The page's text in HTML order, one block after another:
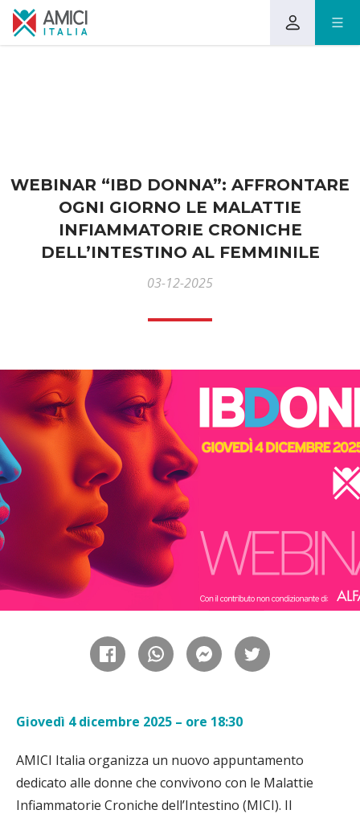
WEBINAR “IBD DONNA”: AFFRONTARE
OGNI GIORNO LE MALATTIE
INFIAMMATORIE CRONICHE
DELL’INTESTINO AL FEMMINILE
03-12-2025
Giovedì 4 dicembre 2025 – ore 18:30
AMICI Italia organizza un nuovo appuntamento
dedicato alle donne che convivono con le Malattie
Infiammatorie Croniche dell’Intestino (MICI). Il